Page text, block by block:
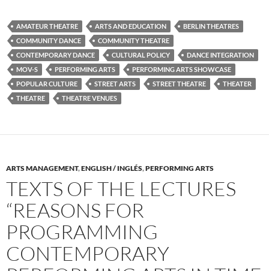
AMATEUR THEATRE ARTS AND EDUCATION
BERLIN THEATRES
COMMUNITY DANCE
COMMUNITY THEATRE
CONTEMPORARY DANCE
CULTURAL POLICY
DANCE INTEGRATION
MOV-S
PERFORMING ARTS
PERFORMING ARTS SHOWCASE
POPULAR CULTURE
STREET ARTS STREET THEATRE
THEATER
THEATRE
THEATRE VENUES
ARTS MANAGEMENT,ENGLISH / INGLÉS,PERFORMING ARTS
TEXTS OF THE LECTURES
“REASONS FOR
PROGRAMMING
CONTEMPORARY